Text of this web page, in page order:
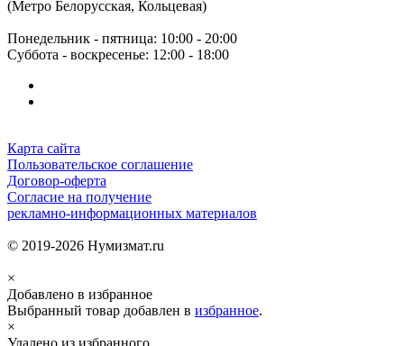
(Метро Белорусская, Кольцевая)
Понедельник - пятница: 10:00 - 20:00
Суббота - воскресенье: 12:00 - 18:00
Карта сайта
Пользовательское соглашение
Договор-оферта
Согласие на получение
рекламно-информационных материалов
© 2019-2026 Нумизмат.ru
×
Добавлено в избранное
Выбранный товар добавлен в избранное.
×
Удалено из избранного